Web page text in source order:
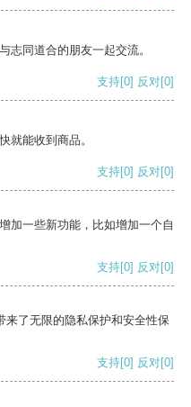
志同道合的朋友一起交流。
支持[0] 反对[0]
就能收到商品。
支持[0] 反对[0]
加一些新功能，比如增加一个自
支持[0] 反对[0]
来了无限的隐私保护和安全性保
支持[0] 反对[0]